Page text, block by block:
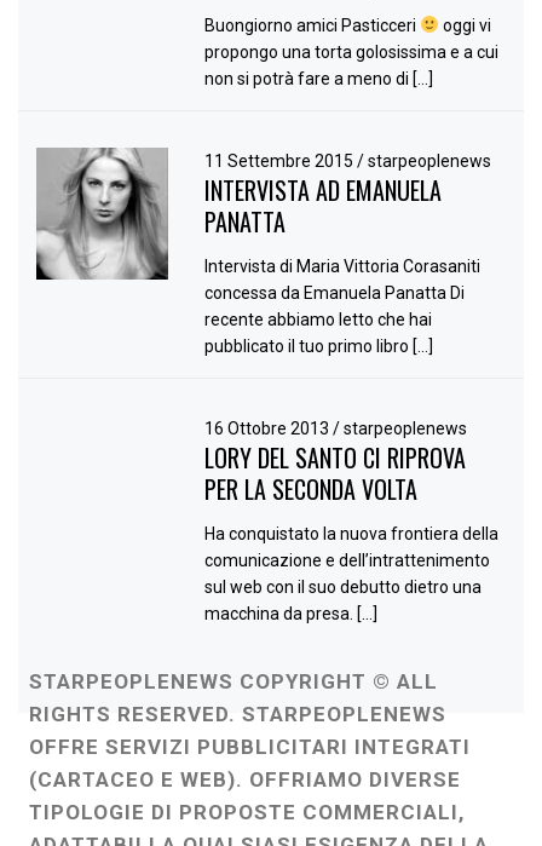
Buongiorno amici Pasticceri
oggi vi
propongo una torta golosissima e a cui
non si potrà fare a meno di […]
11 Settembre 2015/ starpeoplenews
INTERVISTA AD EMANUELA
PANATTA
Intervista di Maria Vittoria Corasaniti
concessa da Emanuela Panatta Di
recente abbiamo letto che hai
pubblicato il tuo primo libro […]
16 Ottobre 2013/ starpeoplenews
LORY DEL SANTO CI RIPROVA
PER LA SECONDA VOLTA
Ha conquistato la nuova frontiera della
comunicazione e dell’intrattenimento
sul web con il suo debutto dietro una
macchina da presa. […]
STARPEOPLENEWS COPYRIGHT © ALL
RIGHTS RESERVED. STARPEOPLENEWS
OFFRE SERVIZI PUBBLICITARI INTEGRATI
(CARTACEO E WEB). OFFRIAMO DIVERSE
TIPOLOGIE DI PROPOSTE COMMERCIALI,